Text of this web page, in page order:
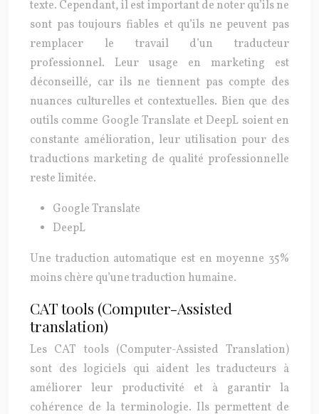
texte. Cependant, il est important de noter qu’ils ne
sont pas toujours fiables et qu’ils ne peuvent pas
remplacer le travail d’un traducteur
professionnel. Leur usage en marketing est
déconseillé, car ils ne tiennent pas compte des
nuances culturelles et contextuelles. Bien que des
outils comme Google Translate et DeepL soient en
constante amélioration, leur utilisation pour des
traductions marketing de qualité professionnelle
reste limitée.
Google Translate
DeepL
Une traduction automatique est en moyenne 35%
moins chère qu’une traduction humaine.
CAT tools (Computer-Assisted
translation)
Les CAT tools (Computer-Assisted Translation)
sont des logiciels qui aident les traducteurs à
améliorer leur productivité et à garantir la
cohérence de la terminologie. Ils permettent de